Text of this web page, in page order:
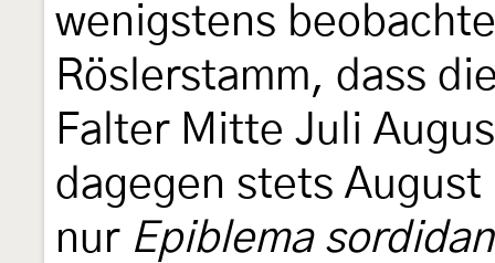
wenigstens
Röslerstamm, dass
Falter Mitte Juli
dagegen stets
nur Epiblema